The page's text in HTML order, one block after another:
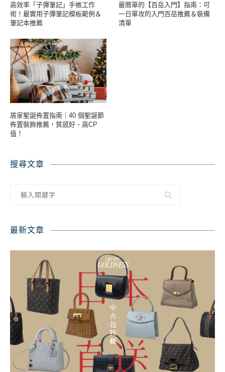
高效率「子彈筆記」手帳工作
術！最實用子彈筆記模板範例＆
筆記本推薦
最簡單的【百岳入門】指南：可
一日單攻的入門百岳推薦＆裝備
清單
居家聖誕佈置指南｜40 個聖誕節
佈置裝飾推薦，質感好、高CP
值！
搜尋文章
最新文章